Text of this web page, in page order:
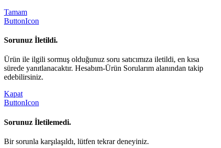
Tamam
ButtonIcon
Sorunuz İletildi.
Ürün ile ilgili sormuş olduğunuz soru satıcımıza iletildi, en kısa
sürede yanıtlanacaktır. Hesabım-Ürün Sorularım alanından takip
edebilirsiniz.
Kapat
ButtonIcon
Sorunuz İletilemedi.
Bir sorunla karşılaşıldı, lütfen tekrar deneyiniz.